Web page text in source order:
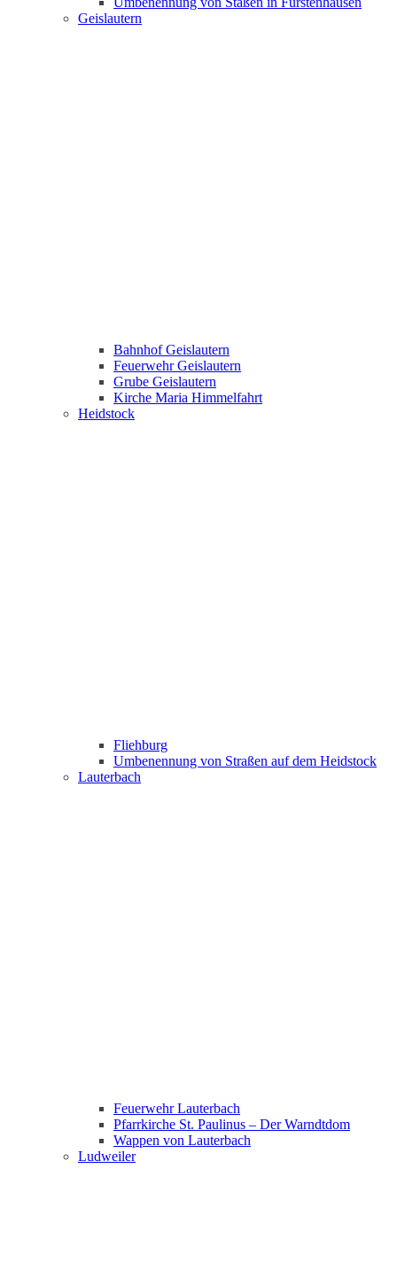
Geislautern
Bahnhof Geislautern
Feuerwehr Geislautern
Grube Geislautern
Kirche Maria Himmelfahrt
Heidstock
Fliehburg
Umbenennung von Straßen auf dem Heidstock
Lauterbach
Feuerwehr Lauterbach
Pfarrkirche St. Paulinus – Der Warndtdom
Wappen von Lauterbach
Ludweiler